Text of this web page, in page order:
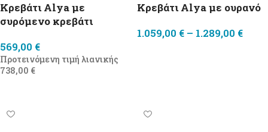
Κρεβάτι Alya με
συρόμενο κρεβάτι
569,00 €
Προτεινόμενη τιμή λιανικής
738,00 €
Κρεβάτι Alya με ουρανό
1.059,00 € – 1.289,00 €